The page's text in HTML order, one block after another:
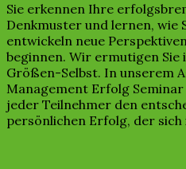
Sie erkennen Ihre
Denkmuster und lernen, wie
entwickeln neue
beginnen. Wir ermutigen
Größen-Selbst. In unserem
Management Erfolg
jeder Teilnehmer den
persönlichen Erfolg, der sich